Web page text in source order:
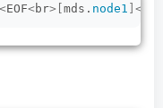
EOF<br>[mds. node1 ]<